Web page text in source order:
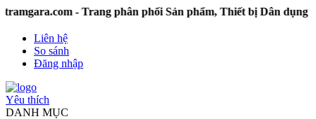
- Trang phân phối Sản phẩm, Thiết bị Dân dụng và
Liên hệ
So sánh
Đăng nhập
Yêu thích
DANH MỤC